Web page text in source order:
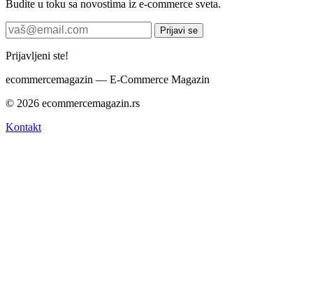
Budite u toku sa novostima iz e-commerce sveta.
Prijavi se
Prijavljeni ste!
ecommercemagazin — E-Commerce Magazin
© 2026 ecommercemagazin.rs
Kontakt